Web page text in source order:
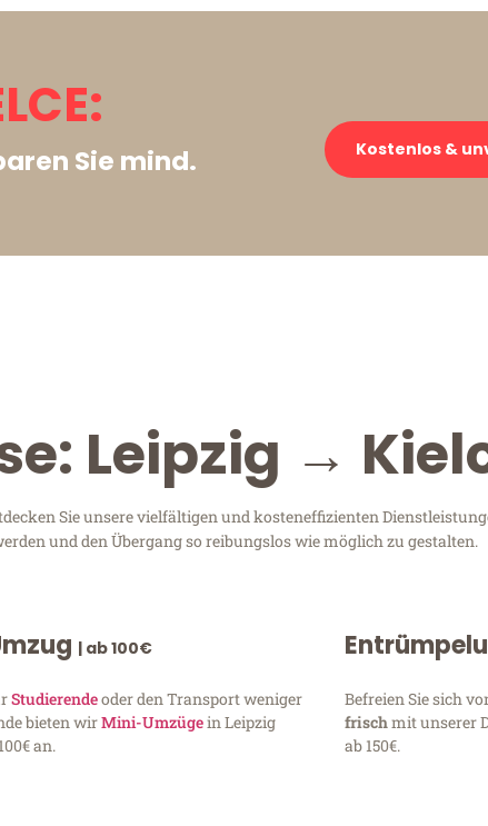
Sie mind.
Kostenlos &
Leipzig →
Sie unsere vielfältigen und kosteneffizienten
und den Übergang so reibungslos wie möglich zu gestalten.
| ab 100€
Studierendeoder den Transport weniger
bieten wirMini-Umzügein Leipzig
an.
Befreien Sie sich
frischmit unserer
ab 150€.